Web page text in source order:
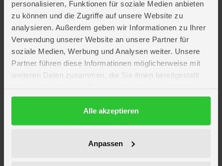
personalisieren, Funktionen für soziale Medien anbieten
zu können und die Zugriffe auf unsere Website zu
analysieren. Außerdem geben wir Informationen zu Ihrer
Verwendung unserer Website an unsere Partner für
soziale Medien, Werbung und Analysen weiter. Unsere
Partner führen diese Informationen möglicherweise mit
weiteren Daten zusammen, die Sie ihnen bereitgestellt
gesammelt haben.
DatenschutzerklärungAlle akzeptieren
Anpassen
Kein Angebot mehr verpassen
Zum Newsletter anmelden & Vorteile sichern
Anmelden
Gutscheine & Gewinnspiele
Neuheiten, Trends & Angebote